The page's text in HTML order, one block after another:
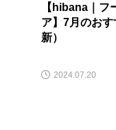
【hibana｜フ
ア】7月のお
新）
2024.07.20